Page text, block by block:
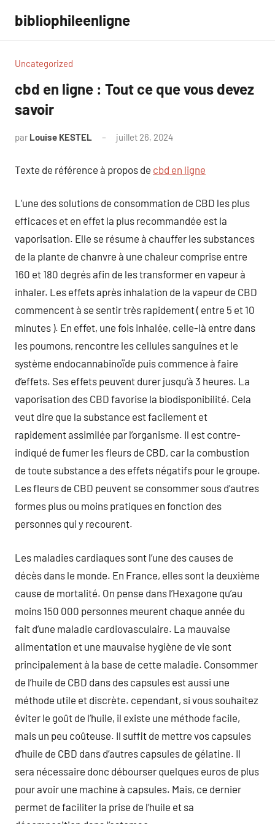
contenu
bibliophileenligne
Uncategorized
cbd en ligne : Tout ce que vous devez
savoir
par Louise KESTEL juillet 26, 2024
Texte de référence à propos de cbd en ligne
L’une des solutions de consommation de CBD les plus
efficaces et en effet la plus recommandée est la
vaporisation. Elle se résume à chauffer les substances
de la plante de chanvre à une chaleur comprise entre
160 et 180 degrés afin de les transformer en vapeur à
inhaler. Les effets après inhalation de la vapeur de CBD
commencent à se sentir très rapidement ( entre 5 et 10
minutes ). En effet, une fois inhalée, celle-là entre dans
les poumons, rencontre les cellules sanguines et le
système endocannabinoïde puis commence à faire
d’effets. Ses effets peuvent durer jusqu’à 3 heures. La
vaporisation des CBD favorise la biodisponibilité. Cela
veut dire que la substance est facilement et
rapidement assimilée par l’organisme. Il est contre-
indiqué de fumer les fleurs de CBD, car la combustion
de toute substance a des effets négatifs pour le groupe.
Les fleurs de CBD peuvent se consommer sous d’autres
formes plus ou moins pratiques en fonction des
personnes qui y recourent.
Les maladies cardiaques sont l’une des causes de
décès dans le monde. En France, elles sont la deuxième
cause de mortalité. On pense dans l’Hexagone qu’au
moins 150 000 personnes meurent chaque année du
fait d’une maladie cardiovasculaire. La mauvaise
alimentation et une mauvaise hygiène de vie sont
principalement à la base de cette maladie. Consommer
de l’huile de CBD dans des capsules est aussi une
méthode utile et discrète. cependant, si vous souhaitez
éviter le goût de l’huile, il existe une méthode facile,
mais un peu coûteuse. Il suffit de mettre vos capsules
d’huile de CBD dans d’autres capsules de gélatine. Il
sera nécessaire donc débourser quelques euros de plus
pour avoir une machine à capsules. Mais, ce dernier
permet de faciliter la prise de l’huile et sa